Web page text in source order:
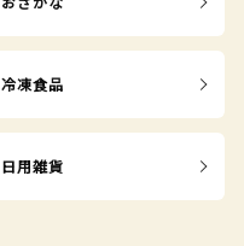
冷凍食品
日用雑貨